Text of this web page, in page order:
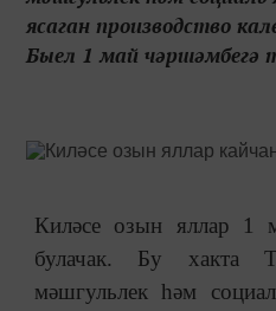
ясаган производство
Быел 1 май чәршәмбегә
Киләсе озын яллар 1
булачак. Бу хакта
мәшгульлек һәм